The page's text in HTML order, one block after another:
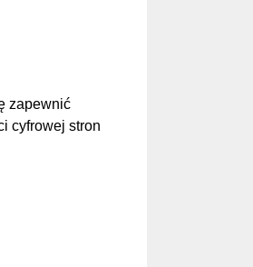
zapewnić
cyfrowej stron